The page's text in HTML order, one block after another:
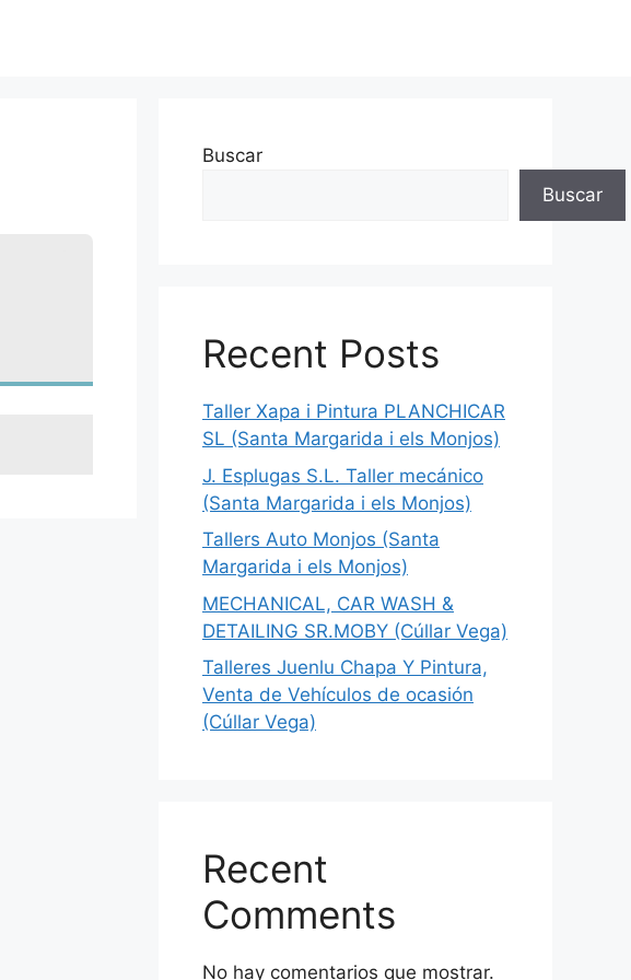
Buscar
Buscar
Recent Posts
Taller Xapa i Pintura PLANCHICAR
SL (Santa Margarida i els Monjos)
J. Esplugas S.L. Taller mecánico
(Santa Margarida i els Monjos)
Tallers Auto Monjos (Santa
Margarida i els Monjos)
MECHANICAL, CAR WASH &
DETAILING SR.MOBY (Cúllar Vega)
Talleres Juenlu Chapa Y Pintura,
Venta de Vehículos de ocasión
(Cúllar Vega)
Recent
Comments
No hay comentarios que mostrar.